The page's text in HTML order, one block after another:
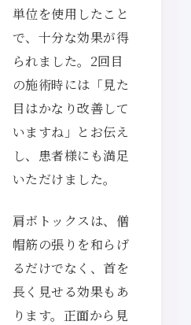
単位を使用したこと
で、十分な効果が得
られました。2回目
の施術時には「見た
目はかなり改善して
いますね」とお伝え
し、患者様にも満足
いただけました。
肩ボトックスは、僧
帽筋の張りを和らげ
るだけでなく、首を
長く見せる効果もあ
ります。正面から見